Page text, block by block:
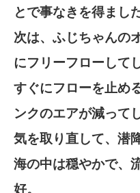
とで事なきを得ました
次は、ふじちゃんの
にフリーフローして
すぐにフローを止め
ンクのエアが減って
気を取り直して、潜降
海の中は穏やかで、
好。